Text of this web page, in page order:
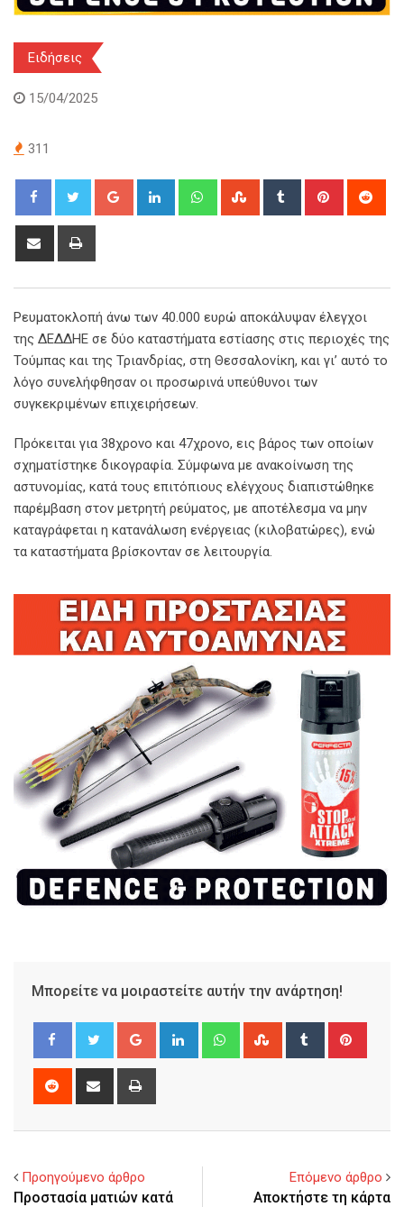
Ειδήσεις
15/04/2025
311
Google+ LinkedIn WhatsappStumbleUpon
Tumblr Pinterest
Share
Ρευματοκλοπή άνω των 40.000 ευρώ αποκάλυψαν έλεγχοι
της ΔΕΔΔΗΕ σε δύο καταστήματα εστίασης στις περιοχές της
Τούμπας και της Τριανδρίας, στη Θεσσαλονίκη, και γι’ αυτό το
λόγο συνελήφθησαν οι προσωρινά υπεύθυνοι των
συγκεκριμένων επιχειρήσεων.
Πρόκειται για 38χρονο και 47χρονο, εις βάρος των οποίων
σχηματίστηκε δικογραφία. Σύμφωνα με ανακοίνωση της
αστυνομίας, κατά τους επιτόπιους ελέγχους διαπιστώθηκε
παρέμβαση στον μετρητή ρεύματος, με αποτέλεσμα να μην
καταγράφεται η κατανάλωση ενέργειας (κιλοβατώρες), ενώ
τα καταστήματα βρίσκονταν σε λειτουργία.
Μπορείτε να μοιραστείτε αυτήν την ανάρτηση!
Google+ LinkedIn WhatsappStumbleUpon
Tumblr
Reddit
Share
Προηγούμενο άρθρο
Προστασία ματιών κατά
Επόμενο άρθρο
Αποκτήστε τη κάρτα